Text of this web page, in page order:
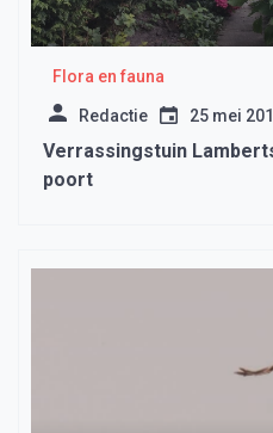
Flora en fauna
Redactie 25 mei
Verrassingstuin
poort